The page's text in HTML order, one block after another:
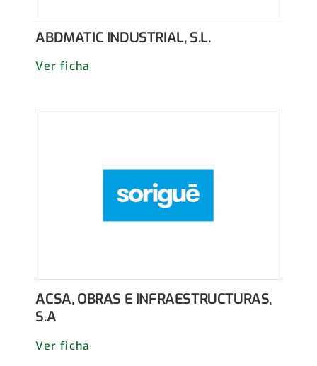
ABDMATIC INDUSTRIAL, S.L.
Ver ficha
ACSA, OBRAS E INFRAESTRUCTURAS,
S.A
Ver ficha